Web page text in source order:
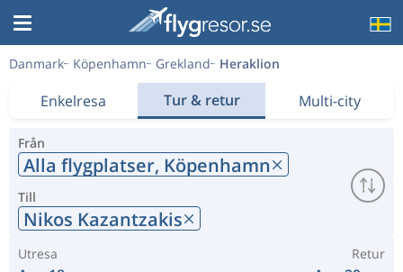
Danmark Köpenhamn Grekland Heraklion
Enkelresa Tur & retur Multi-city
Från
Alla flygplatser, Köpenhamn
Till
Nikos Kazantzakis
Utresa Retur